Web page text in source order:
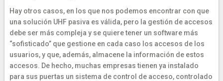
Hay otros casos, en los que nos podemos encontrar con que
una solución UHF pasiva es válida, pero la gestión de accesos
debe ser más compleja y se quiere tener un software más
“sofisticado” que gestione en cada caso los accesos de los
usuarios, y que, además, almacene la información de estos
accesos. De hecho, muchas empresas tienen ya instalado
para sus puertas un sistema de control de acceso, controlado